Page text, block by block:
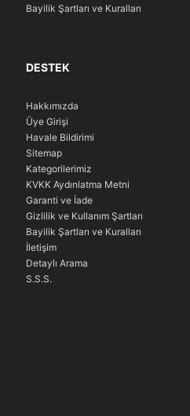
Bayilik Şartları ve Kuralları
DESTEK
Hakkımızda
Üye Girişi
Havale Bildirimi
Sitemap
Kategorilerimiz
KVKK Aydınlatma Metni
Garanti ve İade
Gizlilik ve Kullanım Şartları
Bayilik Şartları ve Kuralları
İletişim
Detaylı Arama
S.S.S.